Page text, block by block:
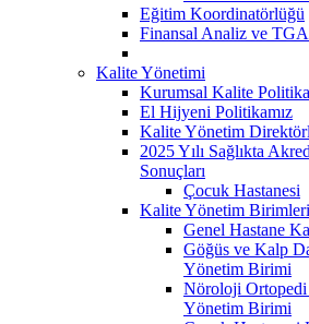
Eğitim Koordinatörlüğü
Finansal Analiz ve
Kalite Yönetimi
Kurumsal Kalite
El Hijyeni Politikamız
Kalite Yönetim
2025 Yılı Sağlıkta
Sonuçları
Çocuk Hastanesi
Kalite Yönetim Birimleri
Genel Hastane
Göğüs ve Kalp
Yönetim Birimi
Nöroloji
Yönetim Birimi